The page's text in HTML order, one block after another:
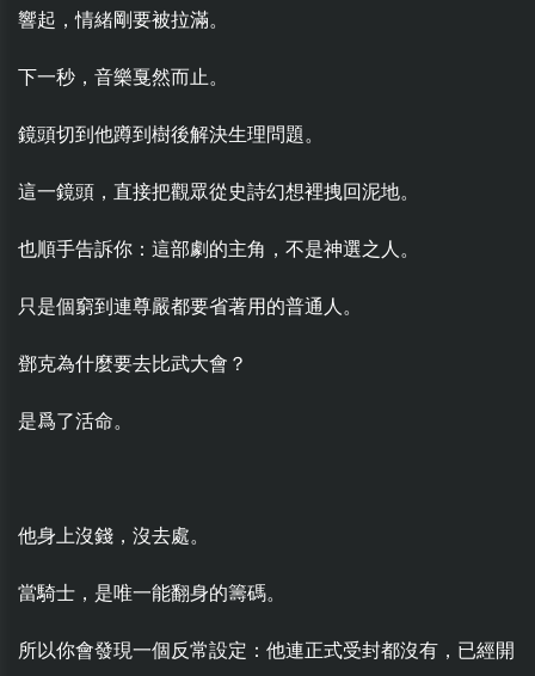
響起，情緒剛要被拉滿。
下一秒，音樂戛然而止。
鏡頭切到他蹲到樹後解決生理問題。
這一鏡頭，直接把觀眾從史詩幻想裡拽回泥地。
也順手告訴你：這部劇的主角，不是神選之人。
只是個窮到連尊嚴都要省著用的普通人。
鄧克為什麼要去比武大會？
是爲了活命。
他身上沒錢，沒去處。
當騎士，是唯一能翻身的籌碼。
所以你會發現一個反常設定：他連正式受封都沒有，已經開